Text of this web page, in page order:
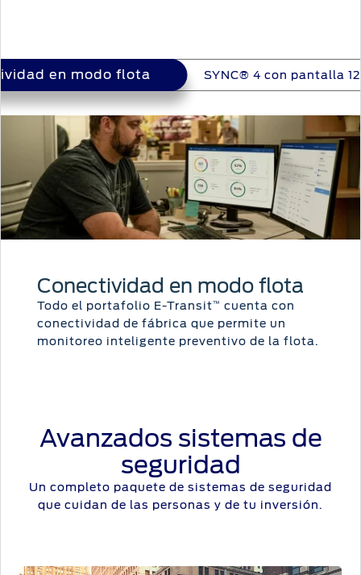
en modo flota
en modo flota SYNC® 4 con pantalla
Conectividad en modo flota
Todo el portafolio E-Transit™ cuenta con
conectividad de fábrica que permite un
monitoreo inteligente preventivo de la flota.
Avanzados sistemas de
seguridad
Un completo paquete de sistemas de seguridad
que cuidan de las personas y de tu inversión.